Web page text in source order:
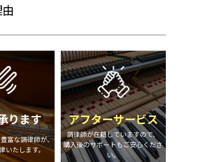
ります
富な調律師が、
いたします。
アフターサービス
調律師が在籍していますので、
購入後のサポートもご安心くださ
い。